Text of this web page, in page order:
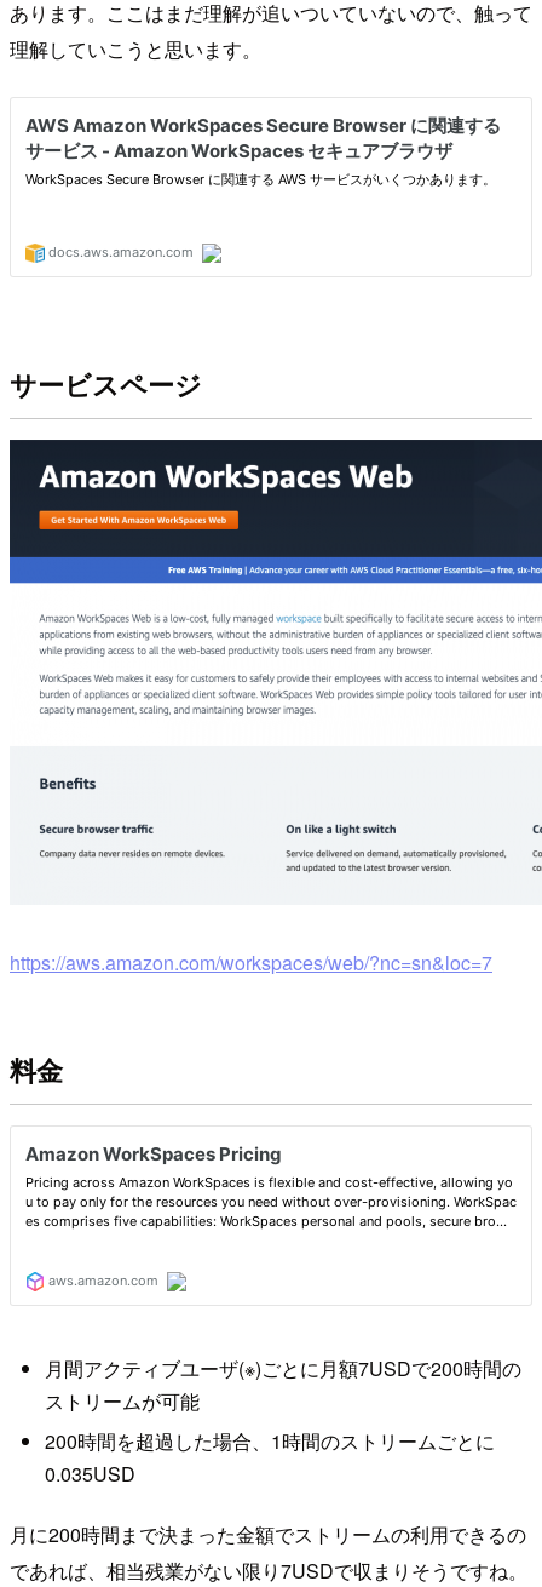
あります。ここはまだ理解が追いついていないので、触って
理解していこうと思います。
サービスページ
https://aws.amazon.com/workspaces/web/?nc=sn&loc=7
料金
月間アクティブユーザ(※)ごとに月額7USDで200時間の
ストリームが可能
200時間を超過した場合、1時間のストリームごとに
0.035USD
月に200時間まで決まった金額でストリームの利用できるの
であれば、相当残業がない限り7USDで収まりそうですね。